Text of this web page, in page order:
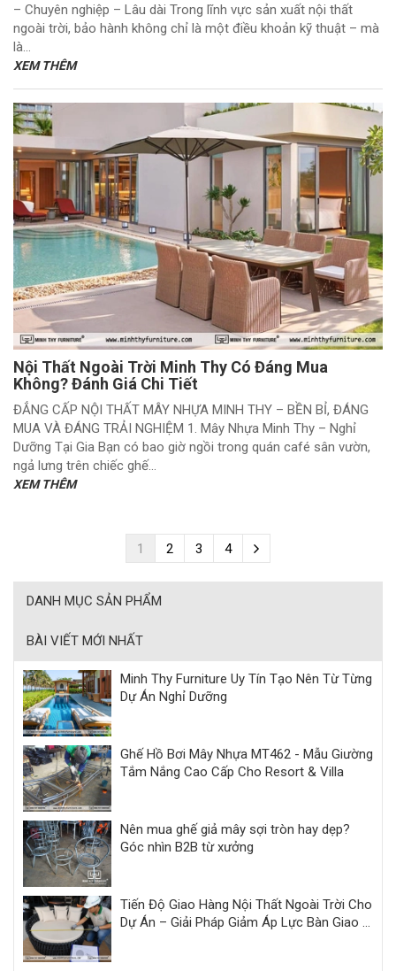
– Chuyên nghiệp – Lâu dài Trong lĩnh vực sản xuất nội thất
ngoài trời, bảo hành không chỉ là một điều khoản kỹ thuật – mà
là...
XEM THÊM
Nội Thất Ngoài Trời Minh Thy Có Đáng Mua
Không? Đánh Giá Chi Tiết
ĐẲNG CẤP NỘI THẤT MÂY NHỰA MINH THY – BỀN BỈ, ĐÁNG
MUA VÀ ĐÁNG TRẢI NGHIỆM 1. Mây Nhựa Minh Thy – Nghỉ
Dưỡng Tại Gia Bạn có bao giờ ngồi trong quán café sân vườn,
ngả lưng trên chiếc ghế...
XEM THÊM
1 2 3 4
DANH MỤC SẢN PHẨM
BÀI VIẾT MỚI NHẤT
Minh Thy Furniture Uy Tín Tạo Nên Từ Từng
Dự Án Nghỉ Dưỡng
Ghế Hồ Bơi Mây Nhựa MT462 - Mẫu Giường
Tắm Nắng Cao Cấp Cho Resort & Villa
Nên mua ghế giả mây sợi tròn hay dẹp?
Góc nhìn B2B từ xưởng
Tiến Độ Giao Hàng Nội Thất Ngoài Trời Cho
Dự Án – Giải Pháp Giảm Áp Lực Bàn Giao |